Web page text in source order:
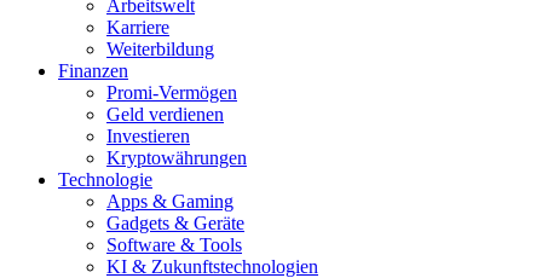
Arbeitswelt
Karriere
Weiterbildung
Finanzen
Promi-Vermögen
Geld verdienen
Investieren
Kryptowährungen
Technologie
Apps & Gaming
Gadgets & Geräte
Software & Tools
KI & Zukunftstechnologien